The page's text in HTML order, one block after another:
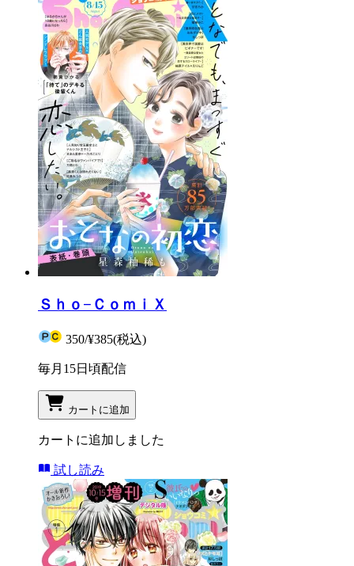
Ｓｈｏ−ＣｏｍｉＸ
350/¥385(税込)
毎月15日頃配信
カートに追加
カートに追加しました
試し読み